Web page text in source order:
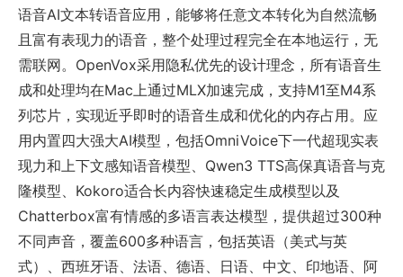
语音AI文本转语音应用，能够将任意文本转化为自然流畅
且富有表现力的语音，整个处理过程完全在本地运行，无
需联网。OpenVox采用隐私优先的设计理念，所有语音生
成和处理均在Mac上通过MLX加速完成，支持M1至M4系
列芯片，实现近乎即时的语音生成和优化的内存占用。应
用内置四大强大AI模型，包括OmniVoice下一代超现实表
现力和上下文感知语音模型、Qwen3 TTS高保真语音与克
隆模型、Kokoro适合长内容快速稳定生成模型以及
Chatterbox富有情感的多语言表达模型，提供超过300种
不同声音，覆盖600多种语言，包括英语（美式与英
式）、西班牙语、法语、德语、日语、中文、印地语、阿